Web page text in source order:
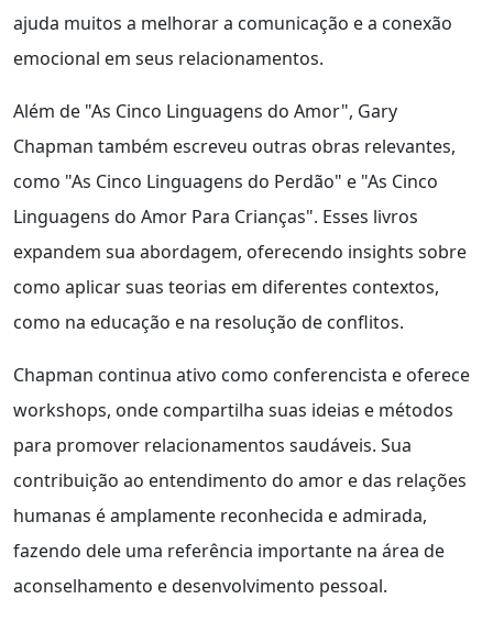
ajuda muitos a melhorar a comunicação e a conexão
emocional em seus relacionamentos.
Além de "As Cinco Linguagens do Amor", Gary
Chapman também escreveu outras obras relevantes,
como "As Cinco Linguagens do Perdão" e "As Cinco
Linguagens do Amor Para Crianças". Esses livros
expandem sua abordagem, oferecendo insights sobre
como aplicar suas teorias em diferentes contextos,
como na educação e na resolução de conflitos.
Chapman continua ativo como conferencista e oferece
workshops, onde compartilha suas ideias e métodos
para promover relacionamentos saudáveis. Sua
contribuição ao entendimento do amor e das relações
humanas é amplamente reconhecida e admirada,
fazendo dele uma referência importante na área de
aconselhamento e desenvolvimento pessoal.